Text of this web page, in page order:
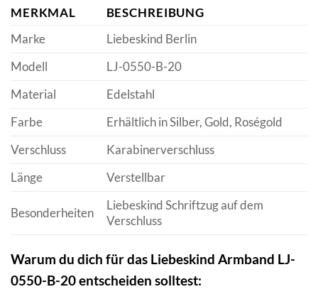
MERKMAL
BESCHREIBUNG
Marke
Liebeskind Berlin
Modell
LJ-0550-B-20
Material
Edelstahl
Farbe
Erhältlich in Silber, Gold, Roségold
Verschluss
Karabinerverschluss
Länge
Verstellbar
Besonderheiten
Liebeskind Schriftzug auf dem
Verschluss
Warum du dich für das Liebeskind Armband LJ-
0550-B-20 entscheiden solltest: